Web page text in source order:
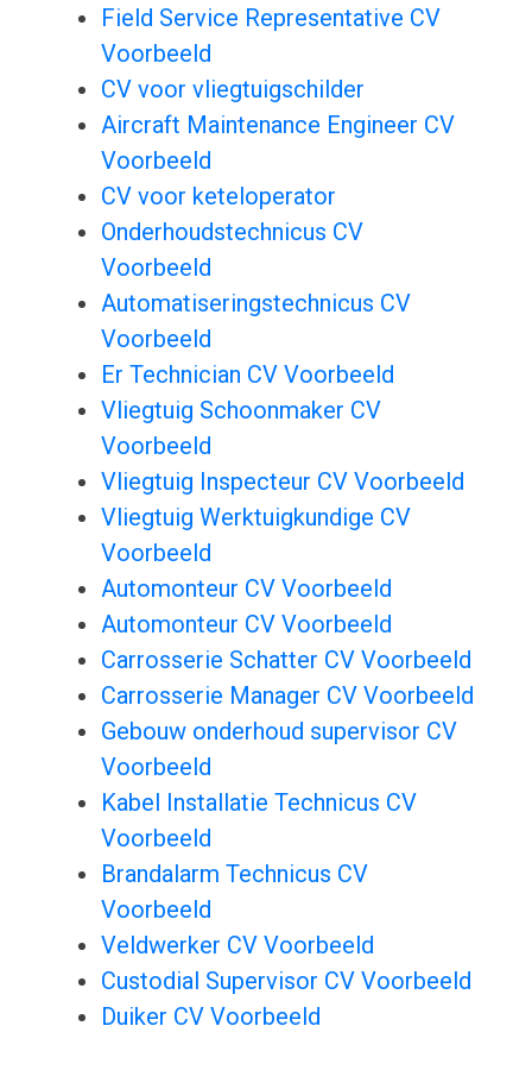
Field Service Representative CV
Voorbeeld
CV voor vliegtuigschilder
Aircraft Maintenance Engineer CV
Voorbeeld
CV voor keteloperator
Onderhoudstechnicus CV
Voorbeeld
Automatiseringstechnicus CV
Voorbeeld
Er Technician CV Voorbeeld
Vliegtuig Schoonmaker CV
Voorbeeld
Vliegtuig Inspecteur CV Voorbeeld
Vliegtuig Werktuigkundige CV
Voorbeeld
Automonteur CV Voorbeeld
Automonteur CV Voorbeeld
Carrosserie Schatter CV Voorbeeld
Carrosserie Manager CV Voorbeeld
Gebouw onderhoud supervisor CV
Voorbeeld
Kabel Installatie Technicus CV
Voorbeeld
Brandalarm Technicus CV
Voorbeeld
Veldwerker CV Voorbeeld
Custodial Supervisor CV Voorbeeld
Duiker CV Voorbeeld